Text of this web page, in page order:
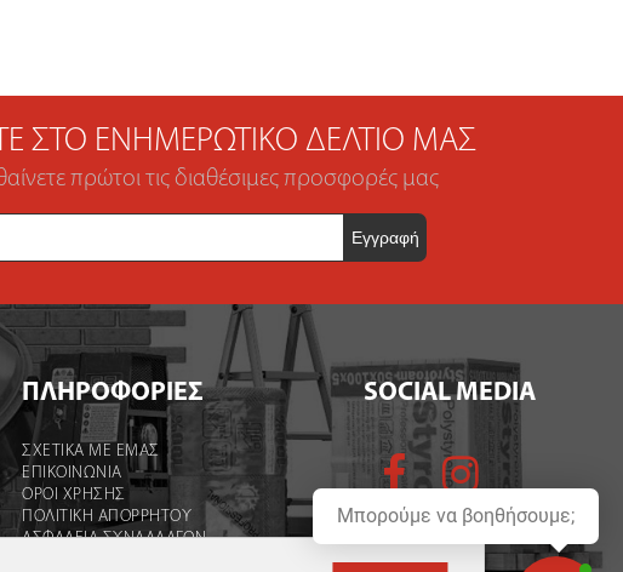
ΣΤΟ ΕΝΗΜΕΡΩΤΙΚΌ ΔΕΛΤΊΟ ΜΑΣ
πρώτοι τις διαθέσιμες προσφορές μας
ΠΛΗΡΟΦΟΡΙΕΣ
ΣΧΕΤΙΚΑ ΜΕ ΕΜΑΣ
ΕΠΙΚΟΙΝΩΝΙΑ
ΟΡΟΙ ΧΡΉΣΗΣ
ΠΟΛΙΤΙΚΗ ΑΠΟΡΡΗΤΟΥ
ΑΣΦΑΛΕΙΑ ΣΥΝΑΛΛΑΓΩΝ
SOCIAL MEDIA
Μπορούμε να βοηθήσουμε;